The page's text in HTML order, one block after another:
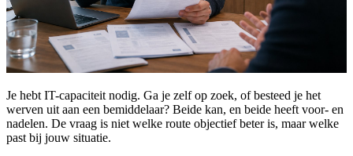
Je hebt IT-capaciteit nodig. Ga je zelf op zoek, of besteed je het
werven uit aan een bemiddelaar? Beide kan, en beide heeft voor- en
nadelen. De vraag is niet welke route objectief beter is, maar welke
past bij jouw situatie.